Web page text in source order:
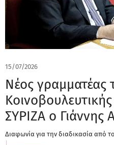
15/07/2026
Νέος γραμματέας
ΣΥΡΙΖΑ ο Γιάννης
Διαφωνία για την διαδικασία από